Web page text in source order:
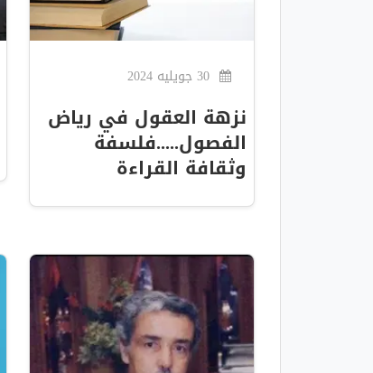
نزهة العقول في رياض
الفصول.....فلسفة
وثقافة القراءة